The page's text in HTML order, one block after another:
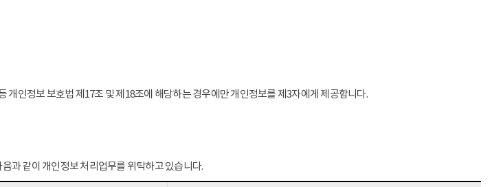
개인정보 보호법 제17조 및 제18조에 해당하는 경우에만 개인정보를 제3자에게 제공합니다.
과 같이 개인정보 처리업무를 위탁하고 있습니다.